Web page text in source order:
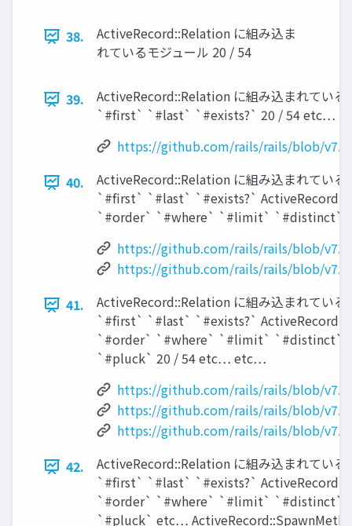
38.
ActiveRecord::Relation に組み込ま
れているモジュール 20 / 54
39.
ActiveRecord::Relation に組み込まれてい
`#first` `#last` `#exists?` 20 / 54 etc…
https://github.com/rails/rails/blob/
40.
ActiveRecord::Relation に組み込まれてい
`#first` `#last` `#exists?`
`#order` `#where` `#limit` `#distinct`
https://github.com/rails/rails/blob/
https://github.com/rails/rails/blob/
41.
ActiveRecord::Relation に組み込まれてい
`#first` `#last` `#exists?`
`#order` `#where` `#limit` `#distinct`
`#pluck` 20 / 54 etc… etc…
https://github.com/rails/rails/blob/
https://github.com/rails/rails/blob/
https://github.com/rails/rails/blob/
42.
ActiveRecord::Relation に組み込まれてい
`#first` `#last` `#exists?`
`#order` `#where` `#limit` `#distinct`
`#pluck` etc…